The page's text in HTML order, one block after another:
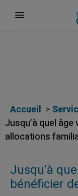
Accueil
Jusqu’à quel
allocations
Jusqu’à
bénéficier